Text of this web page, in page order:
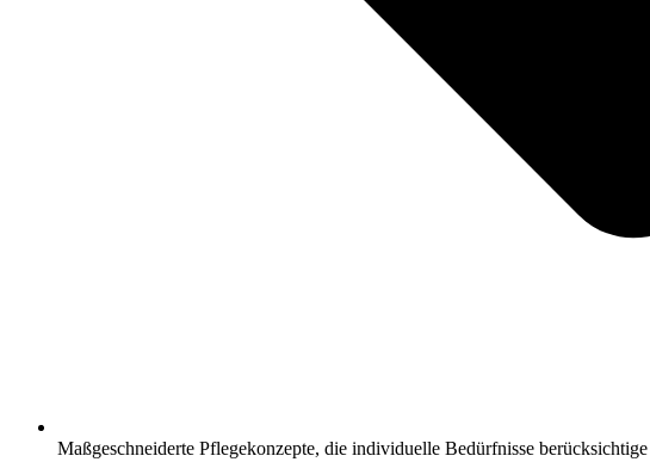
Maßgeschneiderte Pflegekonzepte, die individuelle Bedürfnisse berücksichtige